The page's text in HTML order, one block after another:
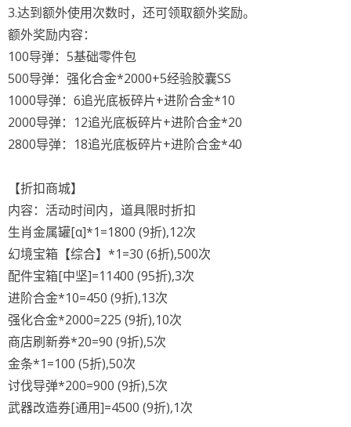
3.达到额外使用次数时，还可领取额外奖励。
额外奖励内容：
100导弹：5基础零件包
500导弹：强化合金*2000+5经验胶囊SS
1000导弹：6追光底板碎片+进阶合金*10
2000导弹：12追光底板碎片+进阶合金*20
2800导弹：18追光底板碎片+进阶合金*40
【折扣商城】
内容：活动时间内，道具限时折扣
生肖金属罐[α]*1=1800 (9折),12次
幻境宝箱【综合】*1=30 (6折),500次
配件宝箱[中坚]=11400 (95折),3次
进阶合金*10=450 (9折),13次
强化合金*2000=225 (9折),10次
商店刷新券*20=90 (9折),5次
金条*1=100 (5折),50次
讨伐导弹*200=900 (9折),5次
武器改造券[通用]=4500 (9折),1次